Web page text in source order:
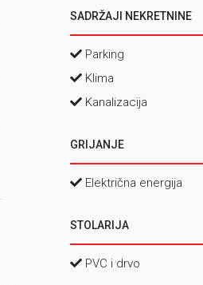
SADRŽAJI NEKRETNINE
Parking
Klima
Kanalizacija
GRIJANJE
Električna energija
STOLARIJA
PVC i drvo